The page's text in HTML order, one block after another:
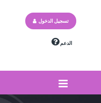
الدعم
تسجيل الدخول